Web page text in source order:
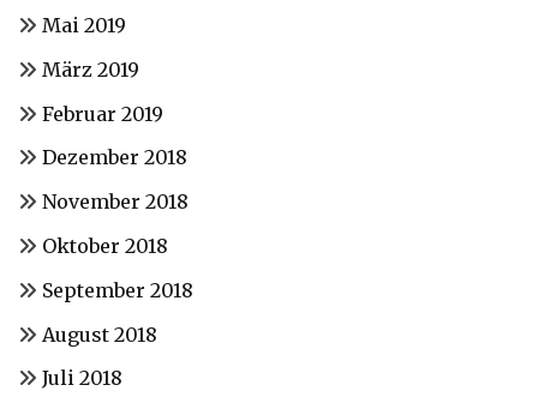
Mai 2019
März 2019
Februar 2019
Dezember 2018
November 2018
Oktober 2018
September 2018
August 2018
Juli 2018